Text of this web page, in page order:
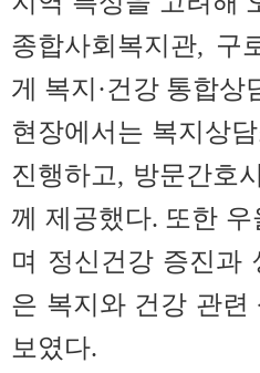
종합사회복지관, 구
게 복지·건강 통합
현장에서는 복지상
진행하고, 방문간호
께 제공했다. 또한
며 정신건강 증진과
은 복지와 건강 관
보였다.